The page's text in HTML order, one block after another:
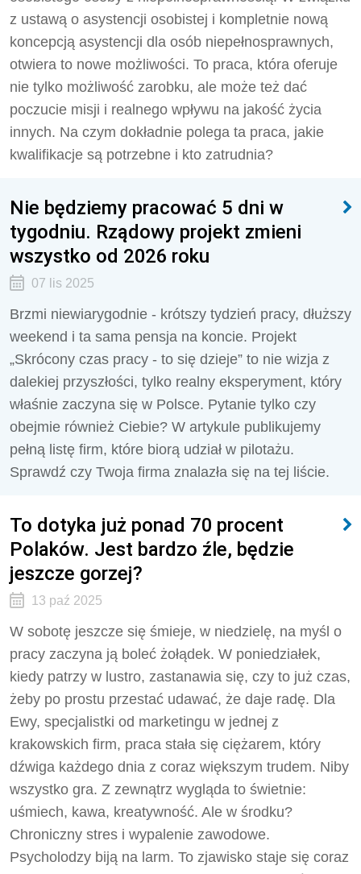
z ustawą o asystencji osobistej i kompletnie nową
koncepcją asystencji dla osób niepełnosprawnych,
otwiera to nowe możliwości. To praca, która oferuje
nie tylko możliwość zarobku, ale może też dać
poczucie misji i realnego wpływu na jakość życia
innych. Na czym dokładnie polega ta praca, jakie
kwalifikacje są potrzebne i kto zatrudnia?
Nie będziemy pracować 5 dni w
tygodniu. Rządowy projekt zmieni
wszystko od 2026 roku
07 lis 2025
Brzmi niewiarygodnie - krótszy tydzień pracy, dłuższy
weekend i ta sama pensja na koncie. Projekt
„Skrócony czas pracy - to się dzieje” to nie wizja z
dalekiej przyszłości, tylko realny eksperyment, który
właśnie zaczyna się w Polsce. Pytanie tylko czy
obejmie również Ciebie? W artykule publikujemy
pełną listę firm, które biorą udział w pilotażu.
Sprawdź czy Twoja firma znalazła się na tej liście.
To dotyka już ponad 70 procent
Polaków. Jest bardzo źle, będzie
jeszcze gorzej?
13 paź 2025
W sobotę jeszcze się śmieje, w niedzielę, na myśl o
pracy zaczyna ją boleć żołądek. W poniedziałek,
kiedy patrzy w lustro, zastanawia się, czy to już czas,
żeby po prostu przestać udawać, że daje radę. Dla
Ewy, specjalistki od marketingu w jednej z
krakowskich firm, praca stała się ciężarem, który
dźwiga każdego dnia z coraz większym trudem. Niby
wszystko gra. Z zewnątrz wygląda to świetnie:
uśmiech, kawa, kreatywność. Ale w środku?
Chroniczny stres i wypalenie zawodowe.
Psycholodzy biją na larm. To zjawisko staje się coraz